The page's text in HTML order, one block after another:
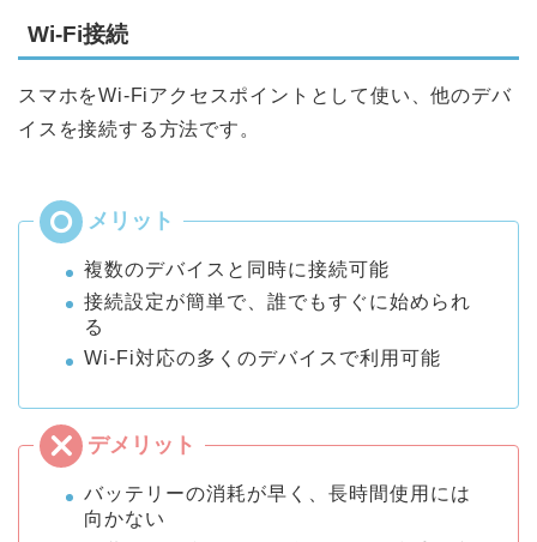
Wi-Fi接続
スマホをWi-Fiアクセスポイントとして使い、他のデバ
イスを接続する方法です。
複数のデバイスと同時に接続可能
接続設定が簡単で、誰でもすぐに始められ
る
Wi-Fi対応の多くのデバイスで利用可能
バッテリーの消耗が早く、長時間使用には
向かない